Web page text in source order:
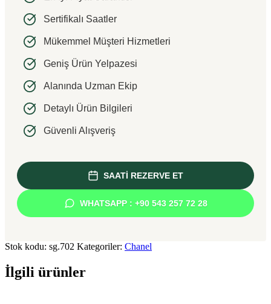
Sertifikalı Saatler
Mükemmel Müşteri Hizmetleri
Geniş Ürün Yelpazesi
Alanında Uzman Ekip
Detaylı Ürün Bilgileri
Güvenli Alışveriş
SAATİ REZERVE ET
WHATSAPP : +90 543 257 72 28
Stok kodu: sg.702 Kategoriler: Chanel
İlgili ürünler